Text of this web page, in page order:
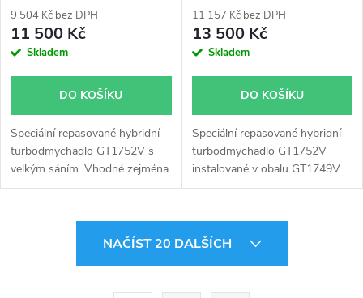
9 504 Kč bez DPH
11 500 Kč
Skladem
DO KOŠÍKU
Speciální repasované hybridní
turbodmychadlo GT1752V s
velkým sáním. Vhodné zejména
k výkonnostním úpravám jako
A3 1.9TDi 66kW ALH.
11 157 Kč bez DPH
13 500 Kč
Skladem
DO KOŠÍKU
Speciální repasované hybridní
turbodmychadlo GT1752V
instalované v obalu GT1749V
(pro motory TDi 66-85KW).
výkonnostním úpravám jako
např. chiptuning. Pro vůz Audi
NAČÍST 20 DALŠÍCH